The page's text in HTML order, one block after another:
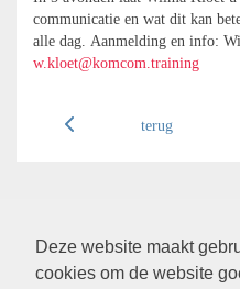
Deze website maakt
cookies om de website
communicatie en wat dit kan
alle dag. Aanmelding en info:
w.kloet@komcom.training
terug